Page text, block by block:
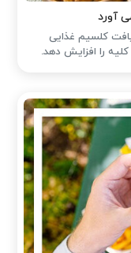
آورد
کلسیم غذایی
را افزایش دهد.